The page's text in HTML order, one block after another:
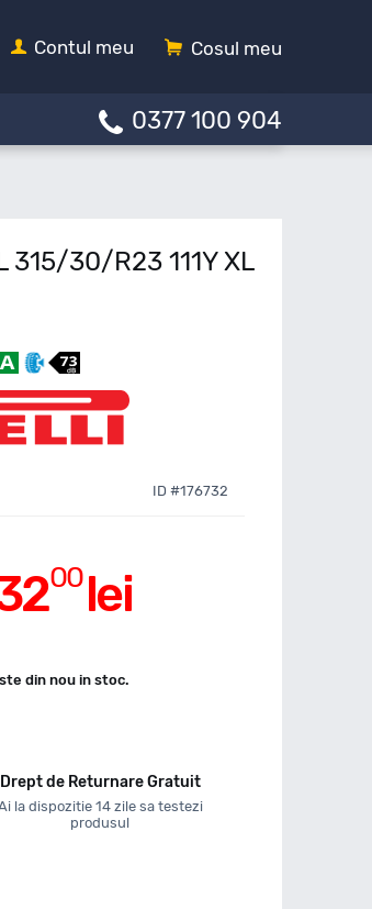
Cosul meu
Contul meu
0377 100 904
315/30/R23 111Y XL
ID #176732
00lei
din nou in stoc.
Drept de Returnare Gratuit
la dispozitie 14 zile sa testezi
produsul